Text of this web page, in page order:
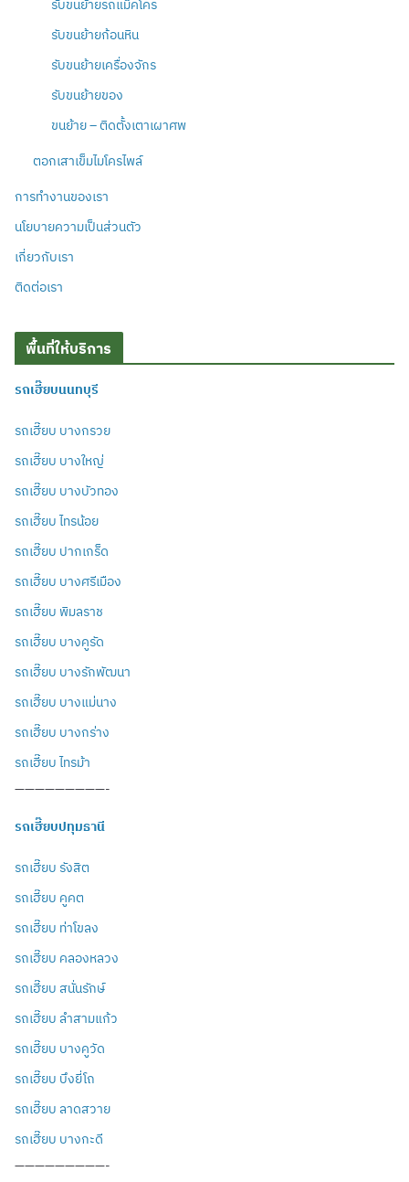
รับขนย้ายรถแม็คโคร
รับขนย้ายก้อนหิน
รับขนย้ายเครื่องจักร
รับขนย้ายของ
ขนย้าย – ติดตั้งเตาเผาศพ
ตอกเสาเข็มไมโครไพล์
การทำงานของเรา
นโยบายความเป็นส่วนตัว
เกี่ยวกับเรา
ติดต่อเรา
พื้นที่ให้บริการ
รถเฮี๊ยบนนทบุรี
รถเฮี๊ยบ บางกรวย
รถเฮี๊ยบ บางใหญ่
รถเฮี๊ยบ บางบัวทอง
รถเฮี๊ยบ ไทรน้อย
รถเฮี๊ยบ ปากเกร็ด
รถเฮี๊ยบ บางศรีเมือง
รถเฮี๊ยบ พิมลราช
รถเฮี๊ยบ บางคูรัด
รถเฮี๊ยบ บางรักพัฒนา
รถเฮี๊ยบ บางแม่นาง
รถเฮี๊ยบ บางกร่าง
รถเฮี๊ยบ ไทรม้า
—————————-
รถเฮี๊ยบปทุมธานี
รถเฮี๊ยบ รังสิต
รถเฮี๊ยบ คูคต
รถเฮี๊ยบ ท่าโขลง
รถเฮี๊ยบ คลองหลวง
รถเฮี๊ยบ สนั่นรักษ์
รถเฮี๊ยบ ลำสามแก้ว
รถเฮี๊ยบ บางคูวัด
รถเฮี๊ยบ บึงยี่โถ
รถเฮี๊ยบ ลาดสวาย
รถเฮี๊ยบ บางกะดี
—————————-